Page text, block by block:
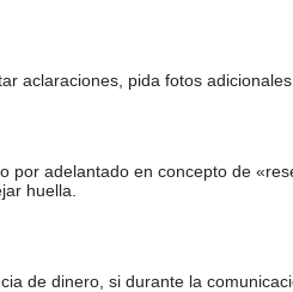
aclaraciones, pida fotos
por adelantado en concepto de
huella.
de dinero, si durante la